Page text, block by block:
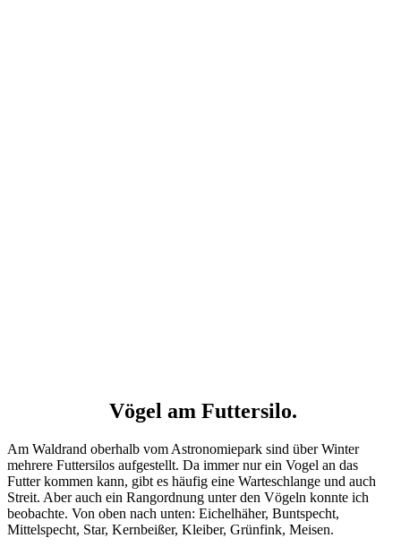
Vögel am Futtersilo.
Am Waldrand oberhalb vom Astronomiepark sind über Winter
mehrere Futtersilos aufgestellt. Da immer nur ein Vogel an das
Futter kommen kann, gibt es häufig eine Warteschlange und auch
Streit. Aber auch ein Rangordnung unter den Vögeln konnte ich
beobachte. Von oben nach unten: Eichelhäher, Buntspecht,
Mittelspecht, Star, Kernbeißer, Kleiber, Grünfink, Meisen.